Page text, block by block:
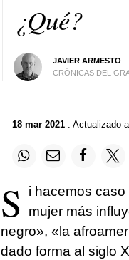
¿Qué?
JAVIER ARMESTO
CRÓNICAS DEL
18 mar 2021. Actualizado a
S i hacemos
mujer más
negro», «la
dado forma al siglo